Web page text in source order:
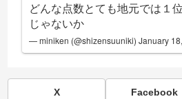
どんな点数とても地元では１
じゃないか
— miniken (@shizensuuniki)January
X Facebook